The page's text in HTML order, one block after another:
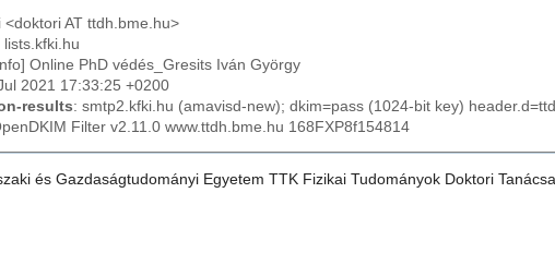
<doktori AT ttdh.bme.hu>
lists.kfki.hu
Online PhD védés_Gresits Iván György
2021 17:33:25 +0200
results: smtp2.kfki.hu (amavisd-new); dkim=pass (1024-bit key)
Filter v2.11.0 www.ttdh.bme.hu 168FXP8f154814
és Gazdaságtudományi Egyetem TTK Fizikai Tudományok Doktori